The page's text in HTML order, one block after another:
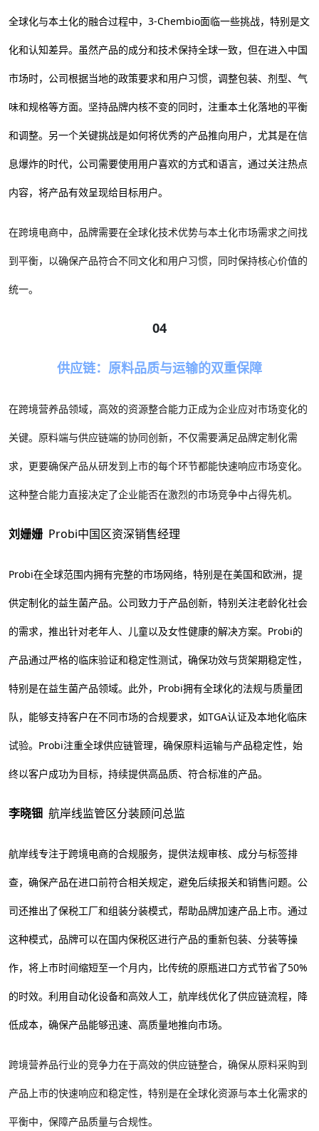
全球化与本土化的融合过程中，3-Chembio面临一些挑战，特别是文
化和认知差异。虽然产品的成分和技术保持全球一致，但在进入中国
市场时，公司根据当地的政策要求和用户习惯，调整包装、剂型、气
味和规格等方面。坚持品牌内核不变的同时，注重本土化落地的平衡
和调整。另一个关键挑战是如何将优秀的产品推向用户，尤其是在信
息爆炸的时代，公司需要使用用户喜欢的方式和语言，通过关注热点
内容，将产品有效呈现给目标用户。
在跨境电商中，品牌需要在全球化技术优势与本土化市场需求之间找
到平衡，以确保产品符合不同文化和用户习惯，同时保持核心价值的
统一。
04
供应链：原料品质与运输的双重保障
在跨境营养品领域，高效的资源整合能力正成为企业应对市场变化的
关键。原料端与供应链端的协同创新，不仅需要满足品牌定制化需
求，更要确保产品从研发到上市的每个环节都能快速响应市场变化。
这种整合能力直接决定了企业能否在激烈的市场竞争中占得先机。
刘姗姗 Probi中国区资深销售经理
Probi在全球范围内拥有完整的市场网络，特别是在美国和欧洲，提
供定制化的益生菌产品。公司致力于产品创新，特别关注老龄化社会
的需求，推出针对老年人、儿童以及女性健康的解决方案。Probi的
产品通过严格的临床验证和稳定性测试，确保功效与货架期稳定性，
特别是在益生菌产品领域。此外，Probi拥有全球化的法规与质量团
队，能够支持客户在不同市场的合规要求，如TGA认证及本地化临床
试验。Probi注重全球供应链管理，确保原料运输与产品稳定性，始
终以客户成功为目标，持续提供高品质、符合标准的产品。
李晓钿 航岸线监管区分装顾问总监
航岸线专注于跨境电商的合规服务，提供法规审核、成分与标签排
查，确保产品在进口前符合相关规定，避免后续报关和销售问题。公
司还推出了保税工厂和组装分装模式，帮助品牌加速产品上市。通过
这种模式，品牌可以在国内保税区进行产品的重新包装、分装等操
作，将上市时间缩短至一个月内，比传统的原瓶进口方式节省了50%
的时效。利用自动化设备和高效人工，航岸线优化了供应链流程，降
低成本，确保产品能够迅速、高质量地推向市场。
跨境营养品行业的竞争力在于高效的供应链整合，确保从原料采购到
产品上市的快速响应和稳定性，特别是在全球化资源与本土化需求的
平衡中，保障产品质量与合规性。